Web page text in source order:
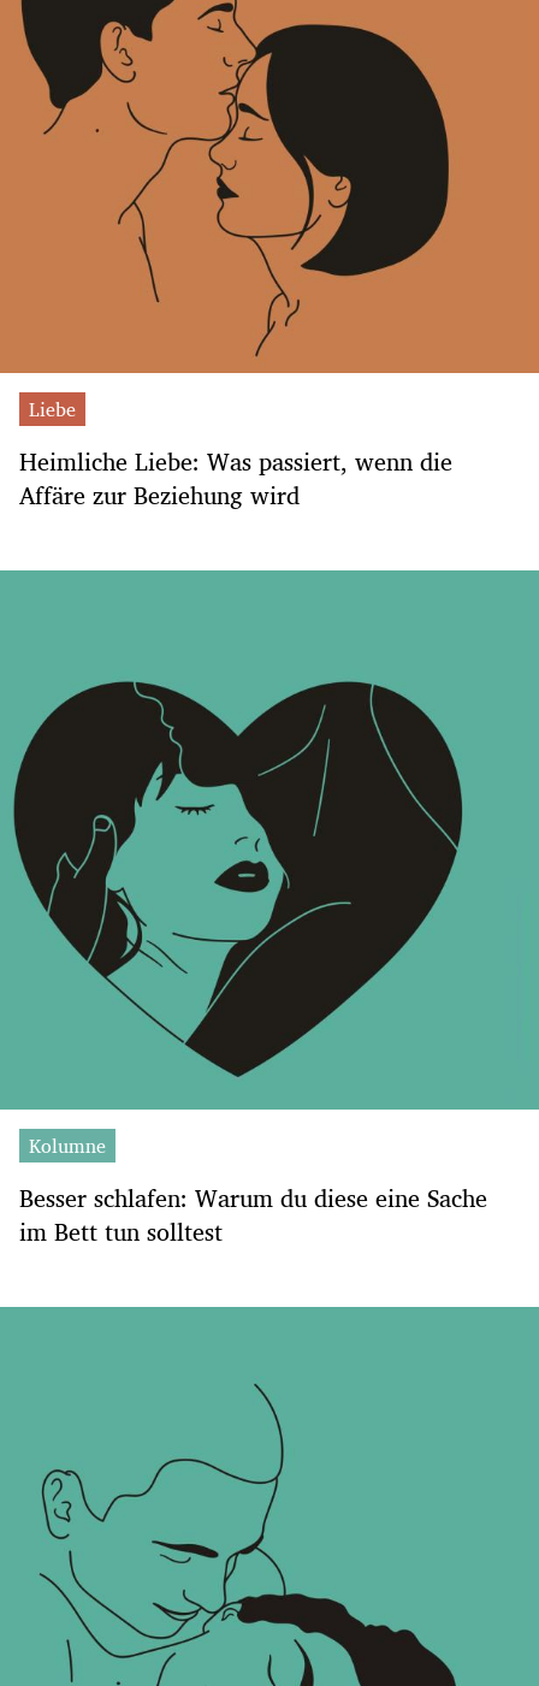
Liebe
Heimliche Liebe: Was passiert, wenn die
Affäre zur Beziehung wird
Kolumne
Besser schlafen: Warum du diese eine Sache
im Bett tun solltest